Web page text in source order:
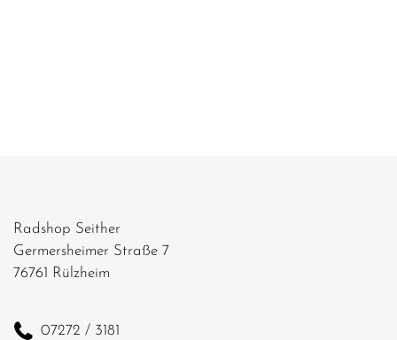
Radshop Seither
Germersheimer Straße 7
76761 Rülzheim
07272 / 3181